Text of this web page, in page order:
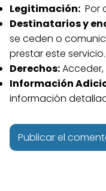
Legitimación: Por
Destinatarios y
se ceden o
prestar este servicio.
Derechos:
Información
información